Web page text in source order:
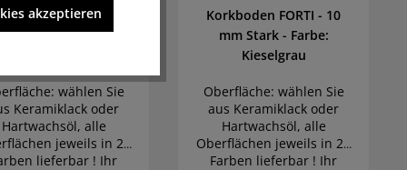
FORTI - 10
Stark - Farbe:
wählen Sie
Keramiklack oder
Hartwachsöl, alle
jeweils in 22
lieferbar ! Ihr
Korkboden FORTI - 10
mm Stark - Farbe:
Kieselgrau
Oberfläche: wählen Sie
aus Keramiklack oder
Hartwachsöl, alle
Oberflächen jeweils in 22
Farben lieferbar ! Ihr
akzeptieren